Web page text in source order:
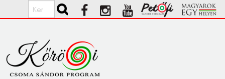
Ugrás a tartalomra
Keresés